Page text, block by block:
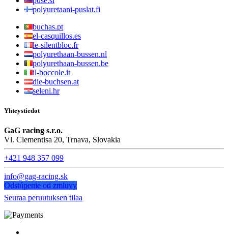
polyuretaani-puslat.fi
buchas.pt
el-casquillos.es
le-silentbloc.fr
polyurethaan-bussen.nl
polyurethaan-bussen.be
il-boccole.it
die-buchsen.at
seleni.hr
Yhteystiedot
GaG racing s.r.o.
Vl. Clementisa 20, Trnava, Slovakia
+421 948 357 099
info@gag-racing.sk
Odstúpenie od zmluvy
Seuraa peruutuksen tilaa